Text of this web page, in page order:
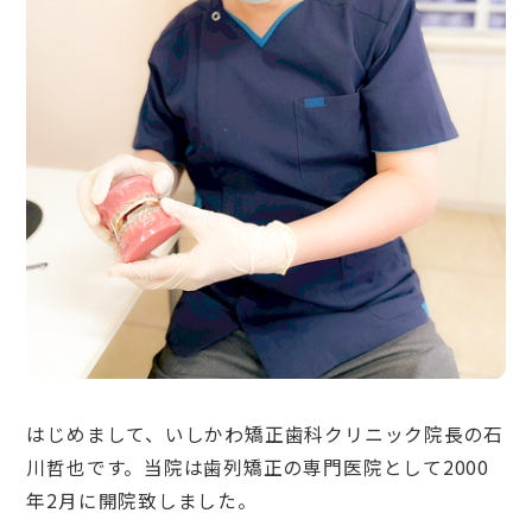
はじめまして、いしかわ矯正歯科クリニック院長の石
川哲也です。当院は歯列矯正の専門医院として2000
年2月に開院致しました。